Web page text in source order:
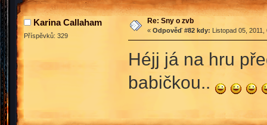
Karina Callaham
Příspěvků: 329
Re: Sny o zvb
« Odpověď #82 kdy: Listopad 05,
Héjj já na hru
babičkou..